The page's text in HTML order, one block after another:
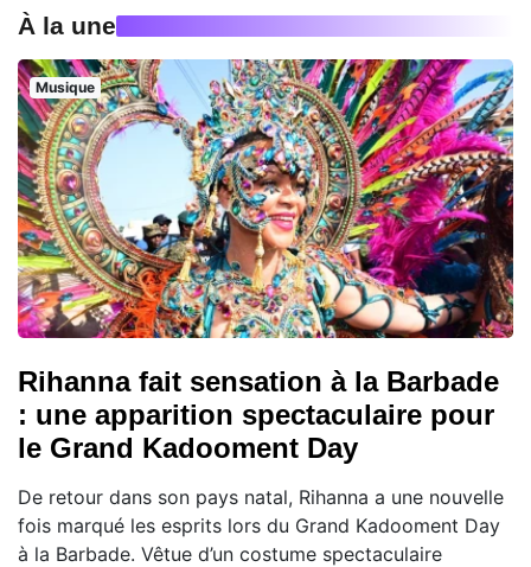
À la une
Musique
Rihanna fait sensation à la Barbade
: une apparition spectaculaire pour
le Grand Kadooment Day
De retour dans son pays natal, Rihanna a une nouvelle
fois marqué les esprits lors du Grand Kadooment Day
à la Barbade. Vêtue d’un costume spectaculaire